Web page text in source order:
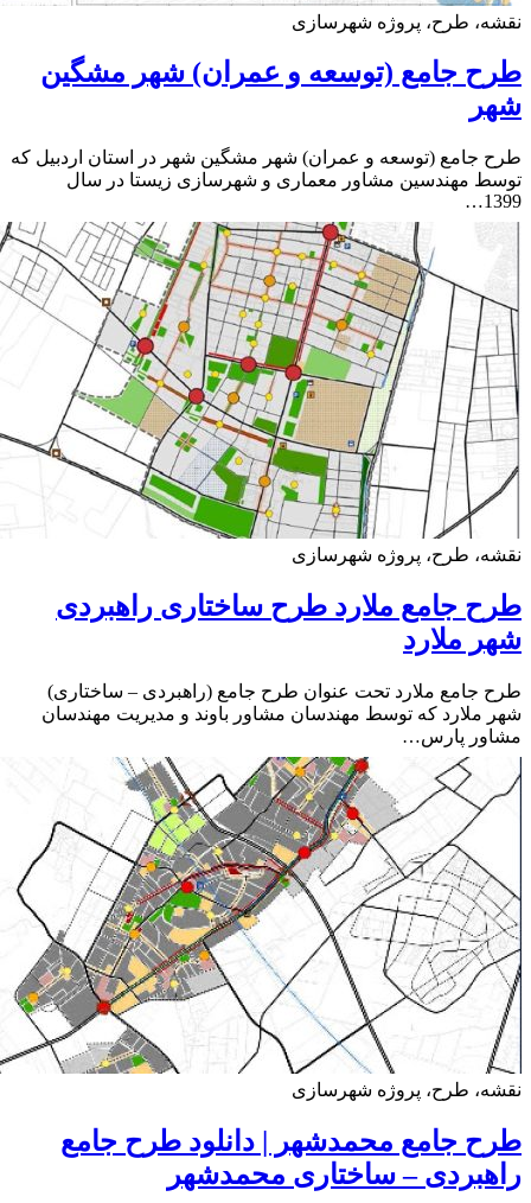
طرح، پروژه شهرسازی
جامع (توسعه و عمران) شهر مشگین
جامع (توسعه و عمران) شهر مشگین شهر در استان اردبیل که
مهندسین مشاور معماری و شهرسازی زیستا در سال
طرح، پروژه شهرسازی
جامع ملارد طرح ساختاری راهبردی
ملارد
جامع ملارد تحت عنوان طرح جامع (راهبردی – ساختاری)
ملارد که توسط مهندسان مشاور باوند و مدیریت مهندسان
پارس…
طرح، پروژه شهرسازی
جامع محمدشهر | دانلود طرح جامع
– ساختاری محمدشهر